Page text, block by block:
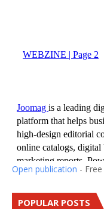
Open publication - Free
POPULAR POSTS